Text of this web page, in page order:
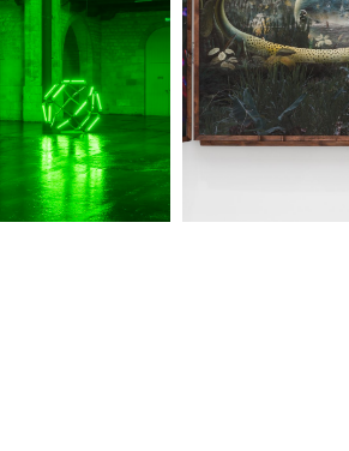
avec DJ sets
"Mettez-vous au vert"